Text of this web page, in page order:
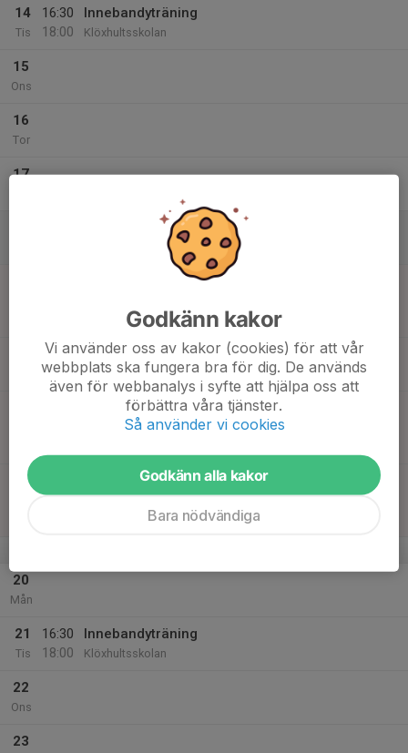
14
Tis
16:30
18:00
Innebandyträning
Klöxhultsskolan
15
Ons
16
Tor
17
Match mot FBC Ljungby F16/2
Paradishallen 3-manna
11:00
15:00
Poolspel
Paradishallen
Match mot Gransholms IF F16
Poolspel F E -2016
15:00
Match mot Olofströms IBK F16
Paradishallen 3-manna
20
Mån
21
Tis
16:30
18:00
Innebandyträning
Klöxhultsskolan
22
Ons
23
Godkänn kakor
Vi använder oss av kakor (cookies) för att vår
webbplats ska fungera bra för dig. De används
även för webbanalys i syfte att hjälpa oss att
förbättra våra tjänster.
Så använder vi cookies
Godkänn alla kakor
Bara nödvändiga